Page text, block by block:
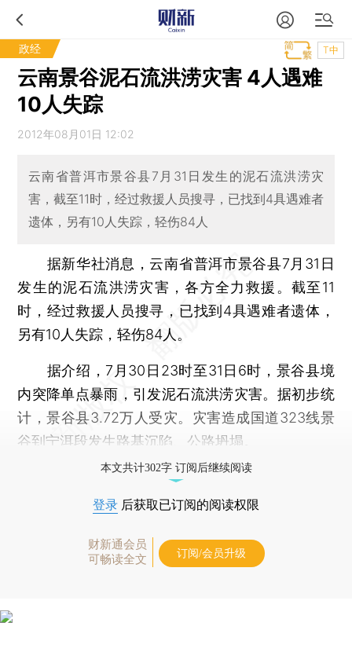
政经 T中
云南景谷泥石流洪涝灾害 4人遇难
10人失踪
2012年08月01日 12:02
云南省普洱市景谷县7月31日发生的泥石流洪涝灾
害，截至11时，经过救援人员搜寻，已找到4具遇难者
遗体，另有10人失踪，轻伤84人
据新华社消息，云南省普洱市景谷县7月31日
发生的泥石流洪涝灾害，各方全力救援。截至11
时，经过救援人员搜寻，已找到4具遇难者遗体，
另有10人失踪，轻伤84人。
据介绍，7月30日23时至31日6时，景谷县境
内突降单点暴雨，引发泥石流洪涝灾害。据初步统
计，景谷县3.72万人受灾。灾害造成国道323线景
谷到宁洱段发生路基沉陷、公路坍塌。
本文共计302字 订阅后继续阅读
登录 后获取已订阅的阅读权限
财新通会员
可畅读全文
订阅/会员升级